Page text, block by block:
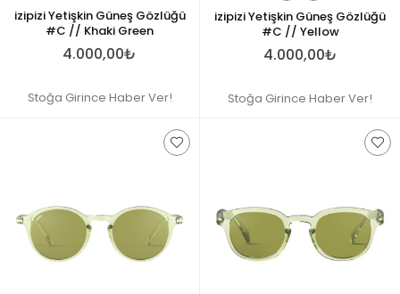
izipizi Yetişkin Güneş Gözlüğü
#C // Khaki Green
4.000,00₺
Stoğa Girince Haber Ver!
izipizi Yetişkin Güneş Gözlüğü
#C // Yellow
4.000,00₺
Stoğa Girince Haber Ver!